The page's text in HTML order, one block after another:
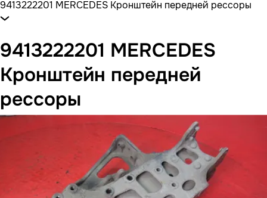
9413222201 MERCEDES Кронштейн передней рессоры
9413222201 MERCEDES
Кронштейн передней
рессоры